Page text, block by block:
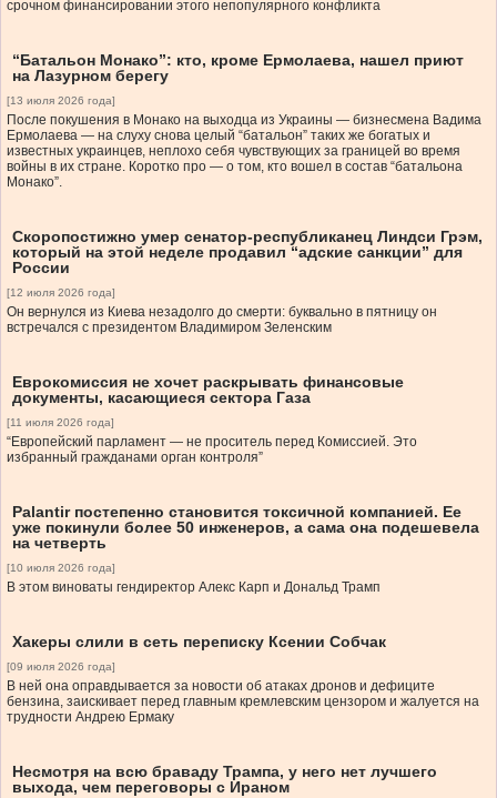
срочном финансировании этого непопулярного конфликта
“Батальон Монако”: кто, кроме Ермолаева, нашел приют
на Лазурном берегу
[13 июля 2026 года]
После покушения в Монако на выходца из Украины — бизнесмена Вадима
Ермолаева — на слуху снова целый “батальон” таких же богатых и
известных украинцев, неплохо себя чувствующих за границей во время
войны в их стране. Коротко про — о том, кто вошел в состав “батальона
Монако”.
Скоропостижно умер сенатор-республиканец Линдси Грэм,
который на этой неделе продавил “адские санкции” для
России
[12 июля 2026 года]
Он вернулся из Киева незадолго до смерти: буквально в пятницу он
встречался с президентом Владимиром Зеленским
Еврокомиссия не хочет раскрывать финансовые
документы, касающиеся сектора Газа
[11 июля 2026 года]
“Европейский парламент — не проситель перед Комиссией. Это
избранный гражданами орган контроля”
Palantir постепенно становится токсичной компанией. Ее
уже покинули более 50 инженеров, а сама она подешевела
на четверть
[10 июля 2026 года]
В этом виноваты гендиректор Алекс Карп и Дональд Трамп
Хакеры слили в сеть переписку Ксении Собчак
[09 июля 2026 года]
В ней она оправдывается за новости об атаках дронов и дефиците
бензина, заискивает перед главным кремлевским цензором и жалуется на
трудности Андрею Ермаку
Несмотря на всю браваду Трампа, у него нет лучшего
выхода, чем переговоры с Ираном